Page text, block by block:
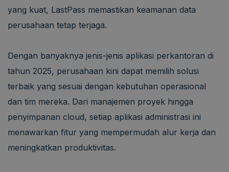
yang kuat, LastPass memastikan keamanan data
perusahaan tetap terjaga.
Dengan banyaknya jenis-jenis aplikasi perkantoran di
tahun 2025, perusahaan kini dapat memilih solusi
terbaik yang sesuai dengan kebutuhan operasional
dan tim mereka. Dari manajemen proyek hingga
penyimpanan cloud, setiap aplikasi administrasi ini
menawarkan fitur yang mempermudah alur kerja dan
meningkatkan produktivitas.